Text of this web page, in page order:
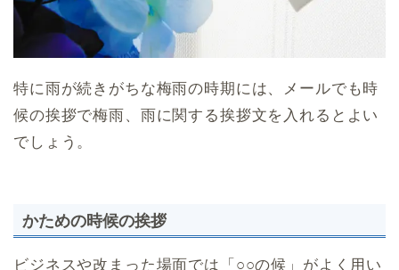
特に雨が続きがちな梅雨の時期には、メールでも時
候の挨拶で梅雨、雨に関する挨拶文を入れるとよい
でしょう。
かための時候の挨拶
ビジネスや改まった場面では「○○の候」がよく用い